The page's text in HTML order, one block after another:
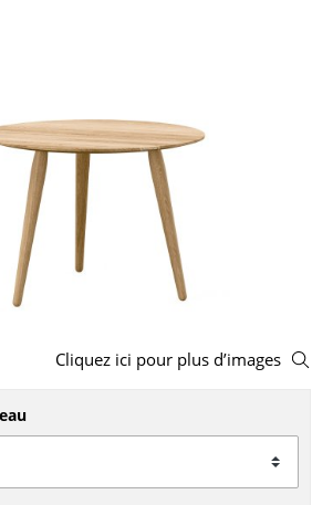
de bar
longues
Cliquez ici pour plus d’images